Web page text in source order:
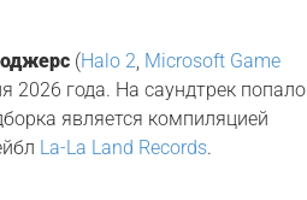
(Halo 2, Microsoft Game
2026 года. На саундтрек попало
является компиляцией
La-La Land Records.